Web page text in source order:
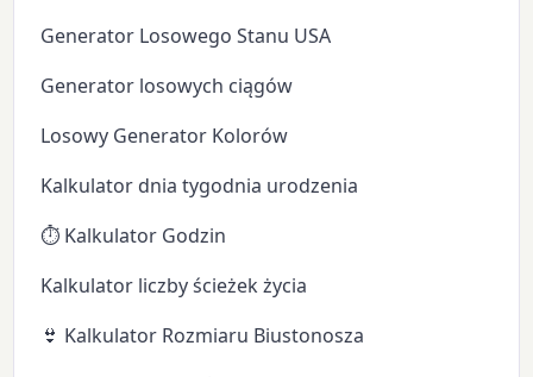
Generator Losowego Stanu USA
Generator losowych ciągów
Losowy Generator Kolorów
Kalkulator dnia tygodnia urodzenia
⏱️ Kalkulator Godzin
Kalkulator liczby ścieżek życia
👙 Kalkulator Rozmiaru Biustonosza